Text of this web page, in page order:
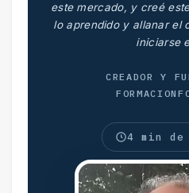
este mercado, y creé
lo aprendido y allanar el
iniciarse
CREADOR Y
4 min